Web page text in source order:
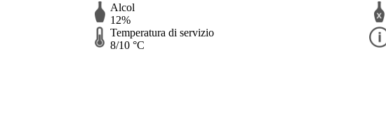
Alcol
12%
Temperatura di servizio
8/10 °C